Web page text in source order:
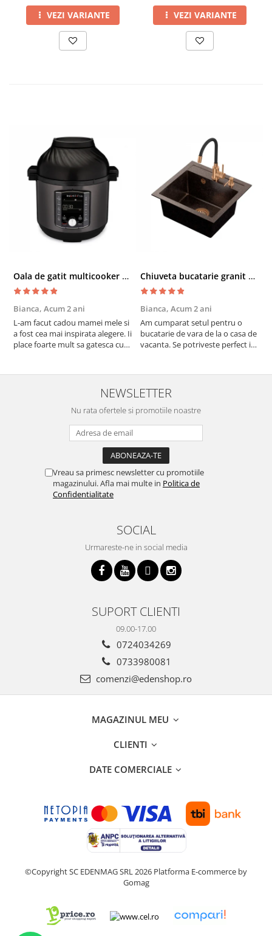
VEZI VARIANTE VEZI VARIANTE
Oala de gatit multicooker 11 functii Instant Pot Pro Crisp 8 + Air Fryer 7.6 lt
Bianca, Acum 2 ani
L-am facut cadou mamei mele si
a fost cea mai inspirata alegere. Ii
place foarte mult sa gatesca cu
cratita...ma gandesc serios sa imi
cumpar si eu! Recomand mult !
Chiuveta bucatarie granit cu finisaj negru perlat/cupru Steingran Art Copper cu dozator si baterie Quadron
Bianca, Acum 2 ani
Am cumparat setul pentru o
bucatarie de vara de la o casa de
vacanta. Se potriveste perfect in
buna, recomand cu drag !
NEWSLETTER
Nu rata ofertele si promotiile noastre
Vreau sa primesc newsletter cu promotiile
magazinului. Afla mai multe in Politica de
Confidentialitate
SOCIAL
Urmareste-ne in social media
SUPORT CLIENTI
09.00-17.00
0724034269
0733980081
comenzi@edenshop.ro
MAGAZINUL MEU
CLIENTI
DATE COMERCIALE
©Copyright SC EDENMAG SRL 2026 Platforma E-commerce by
Gomag